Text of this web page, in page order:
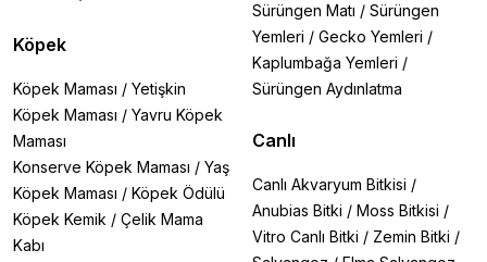
Köpek
Köpek Maması / Yetişkin
Köpek Maması / Yavru Köpek
Maması
Konserve Köpek Maması / Yaş
Köpek Maması / Köpek Ödülü
Köpek Kemik / Çelik Mama
Kabı
Sürüngen Matı / Sürüngen
Yemleri / Gecko Yemleri /
Kaplumbağa Yemleri /
Sürüngen Aydınlatma
Canlı
Canlı Akvaryum Bitkisi /
Anubias Bitki / Moss Bitkisi /
Vitro Canlı Bitki / Zemin Bitki /